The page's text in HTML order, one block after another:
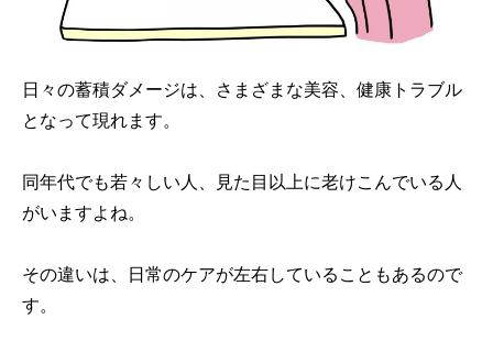
日々の蓄積ダメージは、さまざまな美容、健康トラブル
となって現れます。
同年代でも若々しい人、見た目以上に老けこんでいる人
がいますよね。
その違いは、日常のケアが左右していることもあるので
す。